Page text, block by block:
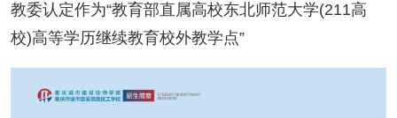
教委认定作为“教育部直属高校东北师范大学(211高
校)高等学历继续教育校外教学点”